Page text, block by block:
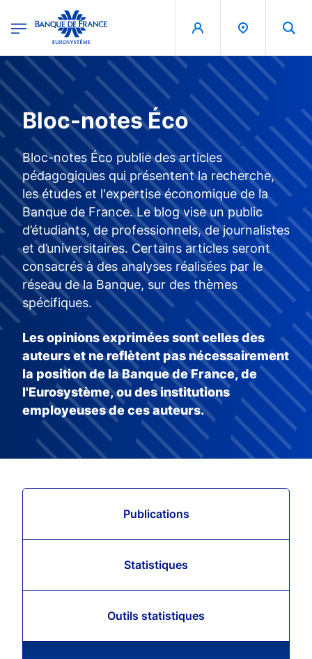
Banque de France - Menu Principal
Bloc-notes Éco
Bloc-notes Éco publie des articles
pédagogiques qui présentent la recherche,
les études et l'expertise économique de la
Banque de France. Le blog vise un public
d’étudiants, de professionnels, de journalistes
et d’universitaires. Certains articles seront
consacrés à des analyses réalisées par le
réseau de la Banque, sur des thèmes
spécifiques.
Les opinions exprimées sont celles des
auteurs et ne reflètent pas nécessairement
la position de la Banque de France, de
l'Eurosystème, ou des institutions
employeuses de ces auteurs.
Publications
Statistiques
Outils statistiques